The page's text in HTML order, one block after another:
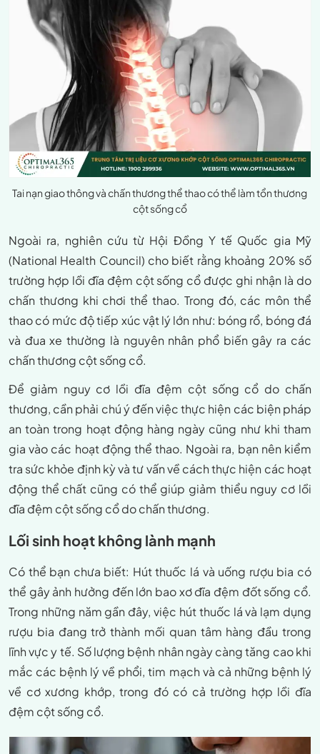
Tai nạn giao thông và chấn thương thể thao có thể làm tổn thương
cột sống cổ
Ngoài ra, nghiên cứu từ Hội Đồng Y tế Quốc gia Mỹ
(National Health Council) cho biết rằng khoảng 20% số
trường hợp lồi đĩa đệm cột sống cổ được ghi nhận là do
chấn thương khi chơi thể thao. Trong đó, các môn thể
thao có mức độ tiếp xúc vật lý lớn như: bóng rổ, bóng đá
và đua xe thường là nguyên nhân phổ biến gây ra các
chấn thương cột sống cổ.
Để giảm nguy cơ lồi đĩa đệm cột sống cổ do chấn
thương, cần phải chú ý đến việc thực hiện các biện pháp
an toàn trong hoạt động hàng ngày cũng như khi tham
gia vào các hoạt động thể thao. Ngoài ra, bạn nên kiểm
tra sức khỏe định kỳ và tư vấn về cách thực hiện các hoạt
động thể chất cũng có thể giúp giảm thiểu nguy cơ lồi
đĩa đệm cột sống cổ do chấn thương.
Lối sinh hoạt không lành mạnh
Có thể bạn chưa biết: Hút thuốc lá và uống rượu bia có
thể gây ảnh hưởng đến lớn bao xơ đĩa đệm đốt sống cổ.
Trong những năm gần đây, việc hút thuốc lá và lạm dụng
rượu bia đang trở thành mối quan tâm hàng đầu trong
lĩnh vực y tế. Số lượng bệnh nhân ngày càng tăng cao khi
mắc các bệnh lý về phổi, tim mạch và cả những bệnh lý
về cơ xương khớp, trong đó có cả trường hợp lồi đĩa
đệm cột sống cổ.